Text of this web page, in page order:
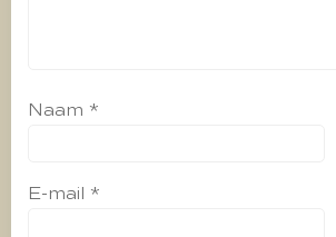
Naam *
E-mail *